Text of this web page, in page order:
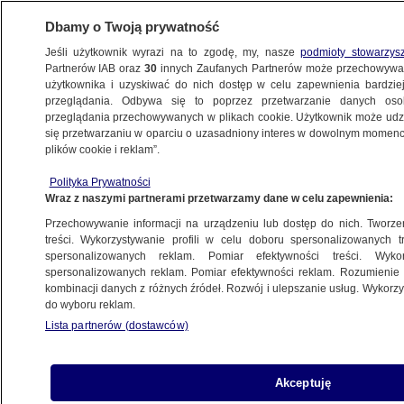
BIZNES
ZE ŚWIATA
85 procent populacji
2.07.2025, 18:22
Udostępnij
Dbamy o Twoją prywatność
Jeśli użytkownik wyrazi na to zgodę, my, naszepodmioty
Partnerów IAB oraz30 innych Zaufanych Partnerów może
użytkownika i uzyskiwać do nich dostęp w celu zapewnienia
przeglądania. Odbywa się to poprzez przetwarzanie danych
przeglądania przechowywanych w plikach cookie. Użytkownik może
się przetwarzaniu w oparciu o uzasadniony interes w dowolnym
plików cookie i reklam”.
Polityka Prywatności
Wraz z naszymi partnerami przetwarzamy dane w celu zapewnienia:
Przechowywanie informacji na urządzeniu lub dostęp do nich.
treści. Wykorzystywanie profili w celu doboru spersonalizowanych
spersonalizowanych reklam. Pomiar efektywności treści.
spersonalizowanych reklam. Pomiar efektywności reklam.
kombinacji danych z różnych źródeł. Rozwój i ulepszanie usług.
do wyboru reklam.
Lista partnerów (dostawców)
Akceptuję